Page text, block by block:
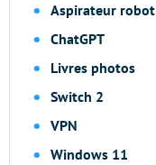
Aspirateur robot
ChatGPT
Livres photos
Switch 2
VPN
Windows 11